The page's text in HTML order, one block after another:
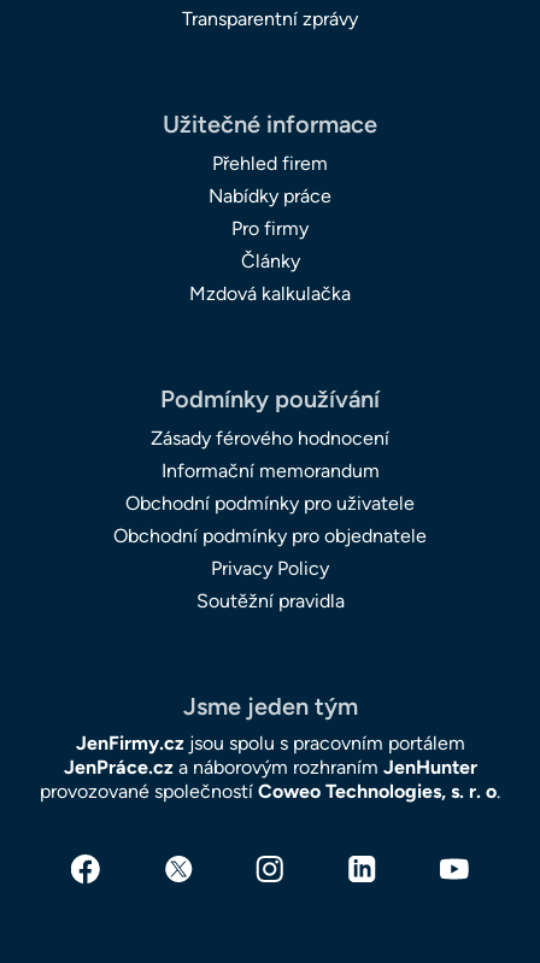
Transparentní zprávy
Užitečné informace
Přehled firem
Nabídky práce
Pro firmy
Články
Mzdová kalkulačka
Podmínky používání
Zásady férového hodnocení
Informační memorandum
Obchodní podmínky pro uživatele
Obchodní podmínky pro objednatele
Privacy Policy
Soutěžní pravidla
Jsme jeden tým
JenFirmy.czjsou spolu s pracovním portálem
JenPráce.cza náborovým rozhraním JenHunter
provozované společností Coweo Technologies, s. r. o.